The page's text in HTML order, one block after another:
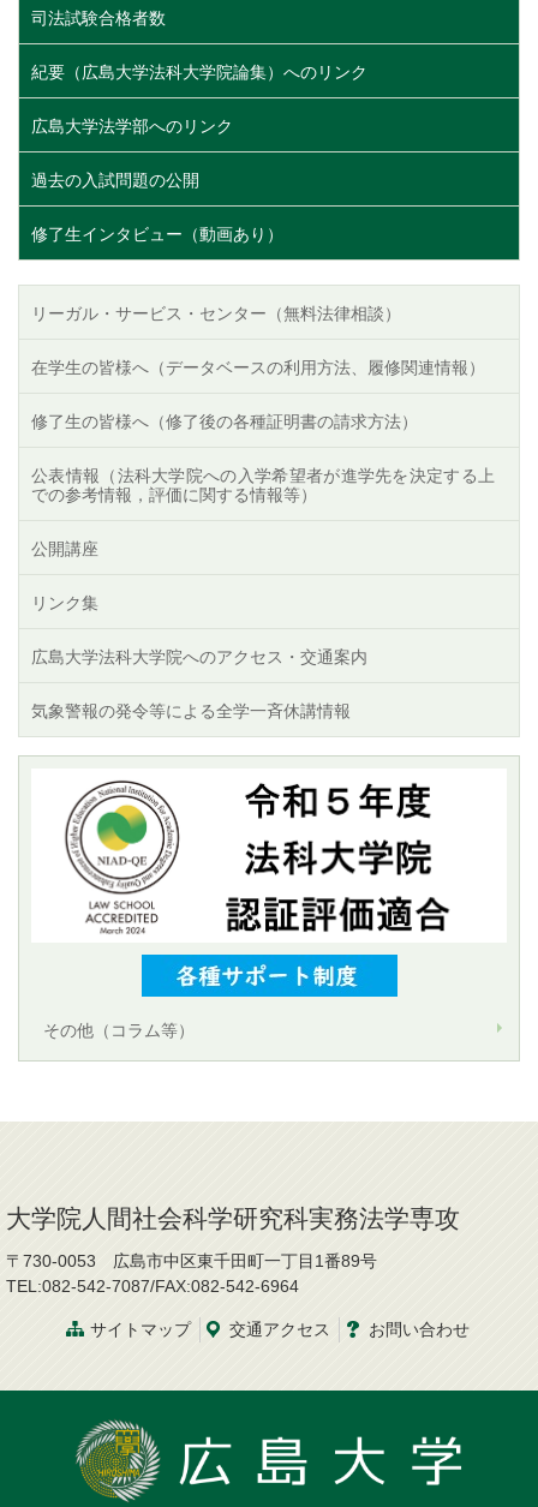
司法試験合格者数
紀要（広島大学法科大学院論集）へのリンク
広島大学法学部へのリンク
過去の入試問題の公開
修了生インタビュー（動画あり）
リーガル・サービス・センター（無料法律相談）
在学生の皆様へ（データベースの利用方法、履修関連情報）
修了生の皆様へ（修了後の各種証明書の請求方法）
公表情報（法科大学院への入学希望者が進学先を決定する上
での参考情報，評価に関する情報等）
公開講座
リンク集
広島大学法科大学院へのアクセス・交通案内
気象警報の発令等による全学一斉休講情報
その他（コラム等）
大学院人間社会科学研究科実務法学専攻
〒730-0053 広島市中区東千田町一丁目1番89号
TEL:082-542-7087/FAX:082-542-6964
サイトマップ 交通アクセス お問い合わせ